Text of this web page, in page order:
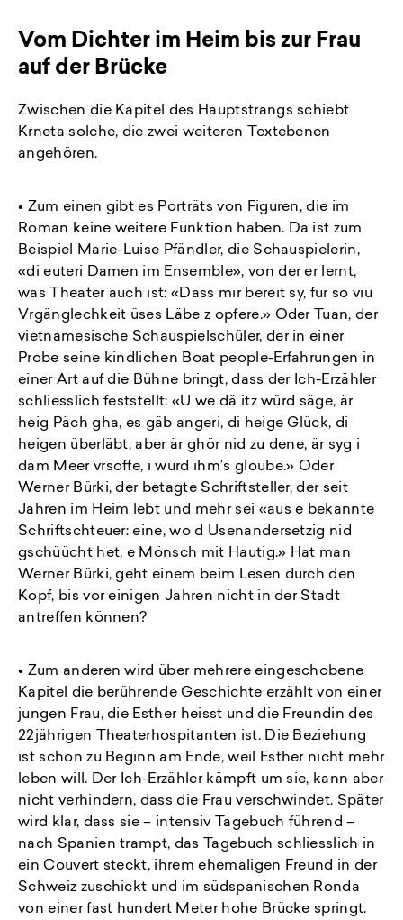
Vom Dichter im Heim bis zur Frau
auf der Brücke
Zwischen die Kapitel des Hauptstrangs schiebt
Krneta solche, die zwei weiteren Textebenen
angehören.
• Zum einen gibt es Porträts von Figuren, die im
Roman keine weitere Funktion haben. Da ist zum
Beispiel Marie-Luise Pfändler, die Schauspielerin,
«di euteri Damen im Ensemble», von der er lernt,
was Theater auch ist: «Dass mir bereit sy, für so viu
Vrgänglechkeit üses Läbe z opfere.» Oder Tuan, der
vietnamesische Schauspielschüler, der in einer
Probe seine kindlichen Boat people-Erfahrungen in
einer Art auf die Bühne bringt, dass der Ich-Erzähler
schliesslich feststellt: «U we dä itz würd säge, är
heig Päch gha, es gäb angeri, di heige Glück, di
heigen überläbt, aber är ghör nid zu dene, är syg i
däm Meer vrsoffe, i würd ihm’s gloube.» Oder
Werner Bürki, der betagte Schriftsteller, der seit
Jahren im Heim lebt und mehr sei «aus e bekannte
Schriftschteuer: eine, wo d Usenandersetzig nid
gschüücht het, e Mönsch mit Hautig.» Hat man
Werner Bürki, geht einem beim Lesen durch den
Kopf, bis vor einigen Jahren nicht in der Stadt
antreffen können?
• Zum anderen wird über mehrere eingeschobene
Kapitel die berührende Geschichte erzählt von einer
jungen Frau, die Esther heisst und die Freundin des
22jährigen Theaterhospitanten ist. Die Beziehung
ist schon zu Beginn am Ende, weil Esther nicht mehr
leben will. Der Ich-Erzähler kämpft um sie, kann aber
nicht verhindern, dass die Frau verschwindet. Später
wird klar, dass sie – intensiv Tagebuch führend –
nach Spanien trampt, das Tagebuch schliesslich in
ein Couvert steckt, ihrem ehemaligen Freund in der
Schweiz zuschickt und im südspanischen Ronda
von einer fast hundert Meter hohe Brücke springt.